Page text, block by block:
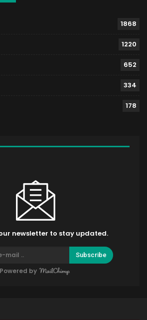
1868
1220
652
334
178
newsletter to stay updated.
Subscribe
Powered by